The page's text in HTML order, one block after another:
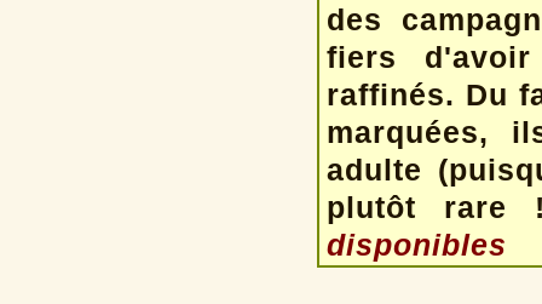
des
fiers
raffinés. Du
marquées,
adulte
plutôt
disponibles